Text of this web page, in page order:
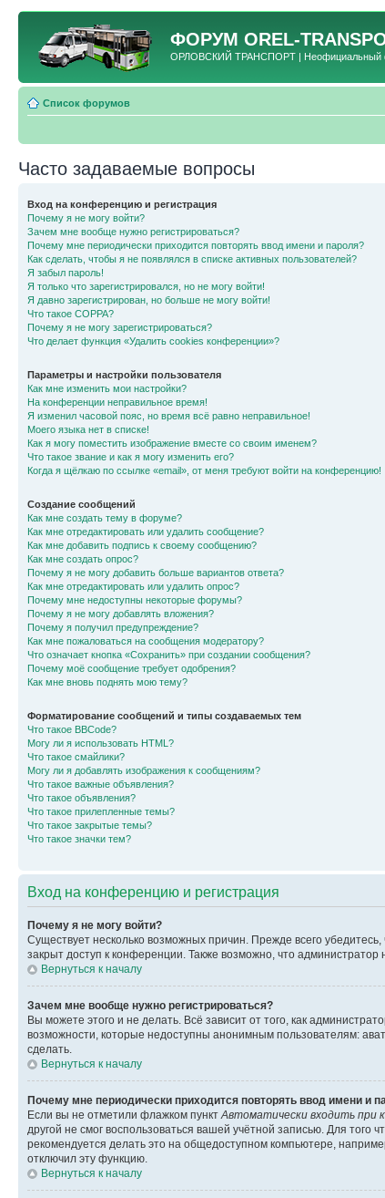
ФОРУМ OREL-
ОРЛОВСКИЙ ТРАНСПОРТ | Неофициальный
Список форумов
Часто задаваемые вопросы
Вход на конференцию и регистрация
Почему я не могу войти?
Зачем мне вообще нужно регистрироваться?
Почему мне периодически приходится повторять ввод имени и пароля?
Как сделать, чтобы я не появлялся в списке активных пользователей?
Я забыл пароль!
Я только что зарегистрировался, но не могу войти!
Я давно зарегистрирован, но больше не могу войти!
Что такое COPPA?
Почему я не могу зарегистрироваться?
Что делает функция «Удалить cookies конференции»?
Параметры и настройки пользователя
Как мне изменить мои настройки?
На конференции неправильное время!
Я изменил часовой пояс, но время всё равно неправильное!
Моего языка нет в списке!
Как я могу поместить изображение вместе со своим именем?
Что такое звание и как я могу изменить его?
Когда я щёлкаю по ссылке «email», от меня требуют войти на конференцию!
Создание сообщений
Как мне создать тему в форуме?
Как мне отредактировать или удалить сообщение?
Как мне добавить подпись к своему сообщению?
Как мне создать опрос?
Почему я не могу добавить больше вариантов ответа?
Как мне отредактировать или удалить опрос?
Почему мне недоступны некоторые форумы?
Почему я не могу добавлять вложения?
Почему я получил предупреждение?
Как мне пожаловаться на сообщения модератору?
Что означает кнопка «Сохранить» при создании сообщения?
Почему моё сообщение требует одобрения?
Как мне вновь поднять мою тему?
Форматирование сообщений и типы создаваемых тем
Что такое BBCode?
Могу ли я использовать HTML?
Что такое смайлики?
Могу ли я добавлять изображения к сообщениям?
Что такое важные объявления?
Что такое объявления?
Что такое прилепленные темы?
Что такое закрытые темы?
Что такое значки тем?
Вход на конференцию и регистрация
Почему я не могу войти?
Существует несколько возможных причин. Прежде всего
закрыт доступ к конференции. Также возможно, что
Вернуться к началу
Зачем мне вообще нужно регистрироваться?
Вы можете этого и не делать. Всё зависит от того, как
возможности, которые недоступны анонимным пользователям:
сделать.
Вернуться к началу
Почему мне периодически приходится повторять ввод имени и
Если вы не отметили флажком пункт Автоматически входить при
другой не смог воспользоваться вашей учётной записью. Для
рекомендуется делать это на общедоступном компьютере,
отключил эту функцию.
Вернуться к началу